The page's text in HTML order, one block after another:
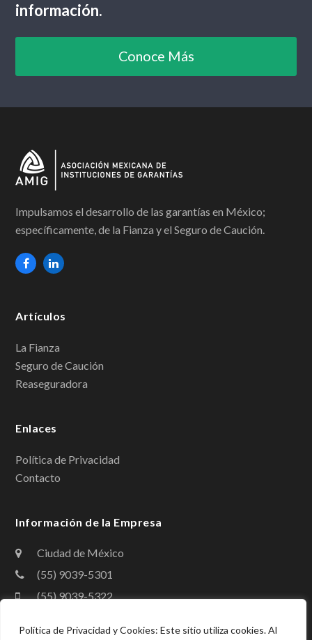
Política de Privacidad y Cookies: Este sitio utiliza cookies. Al
información.
Conoce Más
Impulsamos el desarrollo de las garantías en México;
específicamente, de la Fianza y el Seguro de Caución.
F
b
o
o
L
e
d
I
Artículos
La Fianza
Seguro de Caución
Reaseguradora
Enlaces
Política de Privacidad
Contacto
Información de la Empresa
Ciudad de México
(55) 9039-5301
(55) 9039-5322